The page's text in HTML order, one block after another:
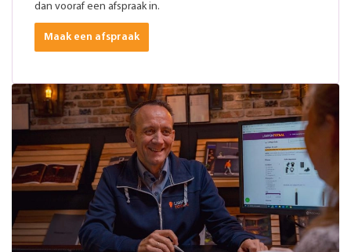
dan vooraf een afspraak in.
Maak een afspraak